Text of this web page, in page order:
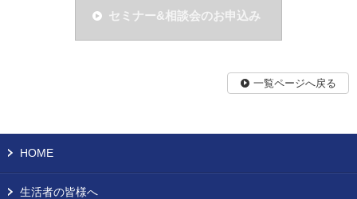
セミナー&相談会のお申込み
一覧ページへ戻る
HOME
生活者の皆様へ